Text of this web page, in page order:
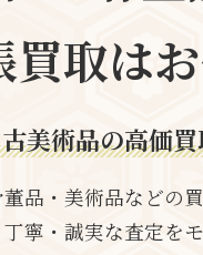
買取は
美術品の高価
品・美術品などの
寧・誠実な査定を